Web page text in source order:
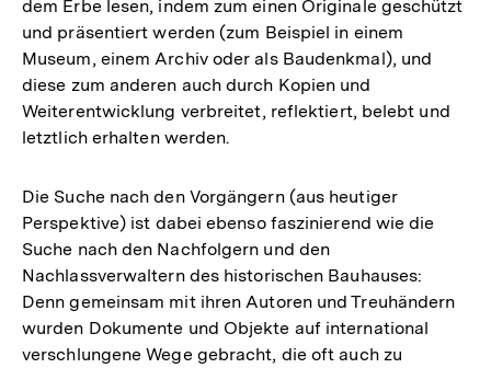
dem Erbe lesen, indem zum einen Originale geschützt
und präsentiert werden (zum Beispiel in einem
Museum, einem Archiv oder als Baudenkmal), und
diese zum anderen auch durch Kopien und
Weiterentwicklung verbreitet, reflektiert, belebt und
letztlich erhalten werden.
Die Suche nach den Vorgängern (aus heutiger
Perspektive) ist dabei ebenso faszinierend wie die
Suche nach den Nachfolgern und den
Nachlassverwaltern des historischen Bauhauses:
Denn gemeinsam mit ihren Autoren und Treuhändern
wurden Dokumente und Objekte auf international
verschlungene Wege gebracht, die oft auch zu